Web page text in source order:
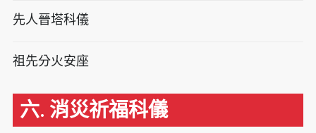
先人晉塔科儀
祖先分火安座
六. 消災祈福科儀